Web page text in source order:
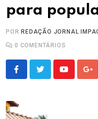
para
POR REDAÇÃO JORNAL
0 COMENTÁRIOS
Youtube